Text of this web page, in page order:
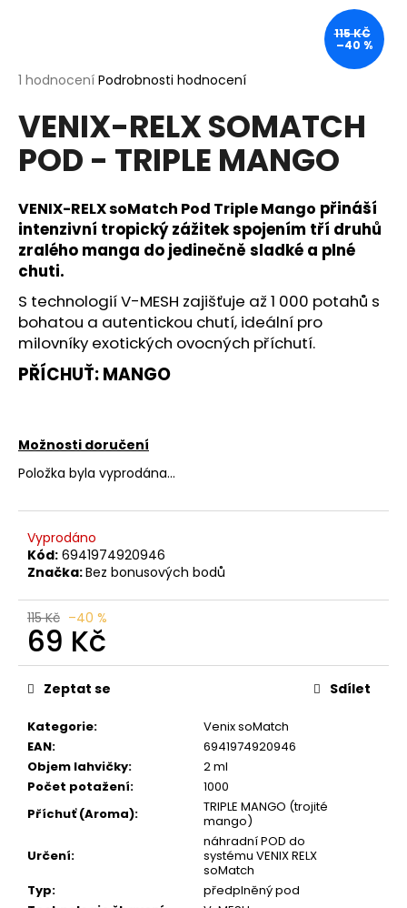
Průměrné
produktu
je
5,0
hvězdiček.
1 hodnocení Podrobnosti hodnocení
VENIX-RELX SOMATCH
POD - TRIPLE MANGO
VENIX-RELX soMatch Pod Triple Mango přináší
intenzivní tropický zážitek spojením tří druhů
zralého manga do jedinečně sladké a plné
chuti.
S technologií V-MESH zajišťuje až 1 000 potahů s
bohatou a autentickou chutí, ideální pro
milovníky exotických ovocných příchutí.
PŘÍCHUŤ: MANGO
Možnosti doručení
Položka byla vyprodána…
Vyprodáno
Kód: 6941974920946
Značka:Bez bonusových bodů
115 Kč –40 %
69 Kč
Měrná
cena:
Kategorie:
Venix soMatch
EAN:
6941974920946
Objem lahvičky:
2 ml
Počet potažení:
1000
Příchuť (Aroma):
TRIPLE MANGO (trojité
mango)
Určení:
náhradní POD do
systému VENIX RELX
soMatch
Typ:
předplněný pod
Zeptat se Sdílet
115 KČ
–40 %
í
t
?
HLEDAT
D
o
p
o
r
j
e
e
LIO
POD
STRAWBERRY
ICE
59
Kč
Původně:
99
Kč